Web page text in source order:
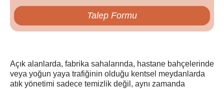
Talep Formu
Açık alanlarda, fabrika sahalarında, hastane bahçelerinde
veya yoğun yaya trafiğinin olduğu kentsel meydanlarda
atık yönetimi sadece temizlik değil, aynı zamanda